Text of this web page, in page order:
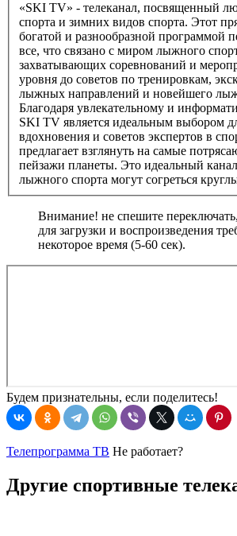
«SKI TV» - телеканал, посвященный
спорта и зимних видов спорта. Этот
богатой и разнообразной программой
все, что связано с миром лыжного
захватывающих соревнований и
уровня до советов по тренировкам,
лыжных направлений и новейшего
Благодаря увлекательному и
SKI TV является идеальным выбором
вдохновения и советов экспертов в
предлагает взглянуть на самые
пейзажи планеты. Это идеальный
лыжного спорта могут согреться
Внимание! не спешите
для загрузки и воспроизведения
некоторое время (5-60 сек).
Будем признательны, если поделитесь!
Телепрограмма ТВ Не работает?
Другие спортивные